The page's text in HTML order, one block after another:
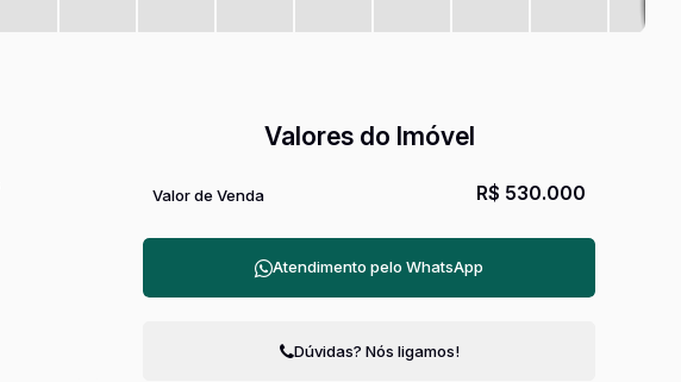
Valores do Imóvel
R$ 530.000
Valor de Venda
Atendimento pelo WhatsApp
Dúvidas? Nós ligamos!